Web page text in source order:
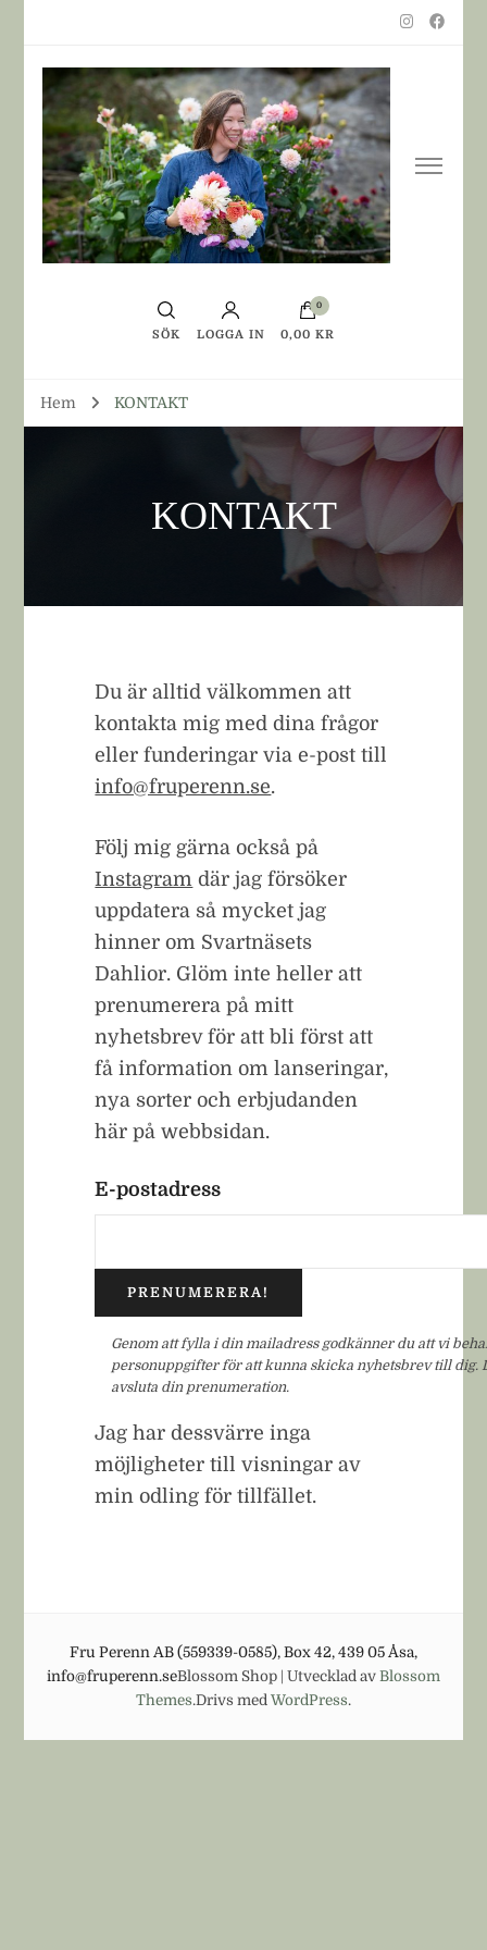
SÖK LOGGA IN
0
0,00 KR
Hem KONTAKT
KONTAKT
Du är alltid välkommen att
kontakta mig med dina frågor
eller funderingar via e-post till
info@fruperenn.se.
Följ mig gärna också på
Instagram där jag försöker
uppdatera så mycket jag
hinner om Svartnäsets
Dahlior. Glöm inte heller att
prenumerera på mitt
nyhetsbrev för att bli först att
få information om lanseringar,
nya sorter och erbjudanden
här på webbsidan.
E-postadress
Genom att fylla i din mailadress godkänner du att vi
personuppgifter för att kunna skicka nyhetsbrev till dig.
avsluta din prenumeration.
Jag har dessvärre inga
möjligheter till visningar av
min odling för tillfället.
Fru Perenn AB (559339-0585), Box 42, 439 05 Åsa,
info@fruperenn.seBlossom Shop | Utvecklad av Blossom
Themes.Drivs med WordPress.